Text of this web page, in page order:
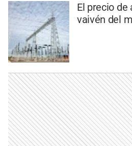
El precio de
vaivén del